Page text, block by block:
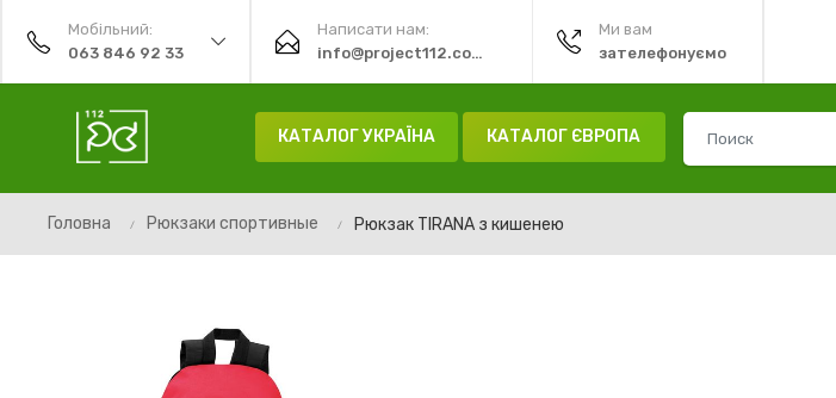
Мобільний:
063 846 92 33
Написати нам:
info@project112.com.ua
Ми вам
зателефонуємо
КАТАЛОГ УКРАЇНА КАТАЛОГ ЄВРОПА
Головна Рюкзаки спортивные Рюкзак TIRANA з кишенею